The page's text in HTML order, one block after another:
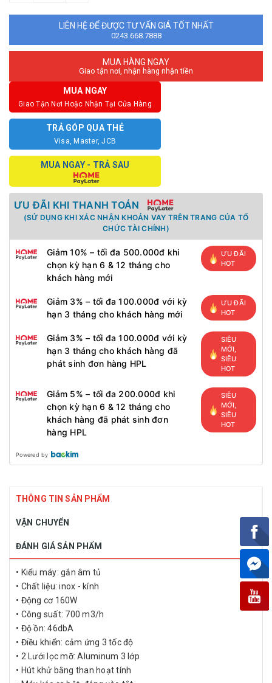
LIÊN HỆ ĐỂ ĐƯỢC TƯ VẤN GIÁ TỐT NHẤT
0243.668.7888
MUA HÀNG NGAY
Giao tận nơi, nhận hàng nhận tiền
MUA NGAY
Giao Tận Nơi Hoặc Nhận Tại Cửa Hàng
TRẢ GÓP QUA THẺ
Visa, Master, JCB
MUA NGAY - TRẢ SAU
ƯU ĐÃI KHI THANH TOÁN
(SỬ DỤNG KHI XÁC NHẬN KHOẢN VAY TRÊN TRANG CỦA TỔ
CHỨC TÀI CHÍNH)
Giảm 10% – tối đa 500.000đ khi
chọn kỳ hạn 6 & 12 tháng cho
khách hàng mới
ƯU ĐÃI
HOT
Giảm 3% – tối đa 100.000đ với kỳ
hạn 3 tháng cho khách hàng mới
ƯU ĐÃI
HOT
Giảm 3% – tối đa 100.000đ với kỳ
hạn 3 tháng cho khách hàng đã
phát sinh đơn hàng HPL
SIÊU
MỚI,
SIÊU
HOT
Giảm 5% – tối đa 200.000đ khi
chọn kỳ hạn 6 & 12 tháng cho
khách hàng đã phát sinh đơn
hàng HPL
SIÊU
MỚI,
SIÊU
HOT
Powered by
THÔNG TIN SẢN PHẨM
VẬN CHUYỂN
ĐÁNH GIÁ SẢN PHẨM
• Kiểu máy: gắn âm tủ
• Chất liệu: inox - kính
• Động cơ 160W
• Công suất: 700 m3/h
• Độ ồn: 46dbA
• Điều khiển: cảm ứng 3 tốc độ
• 2 Lưới lọc mỡ: Aluminum 3 lớp
• Hút khử bằng than hoạt tính